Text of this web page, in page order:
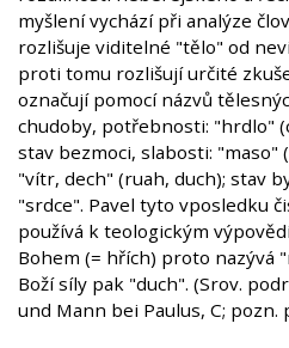
myšlení vychází při analýze
rozlišuje viditelné "tělo" od
proti tomu rozlišují určité
označují pomocí názvů
chudoby, potřebnosti: "hrdlo"
stav bezmoci, slabosti: "maso"
"vítr, dech" (ruah, duch); stav
"srdce". Pavel tyto vposledku
používá k teologickým
Bohem (= hřích) proto nazývá
Boží síly pak "duch". (Srov.
und Mann bei Paulus, C; pozn.